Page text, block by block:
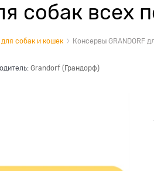
собак всех
собак и кошек Консервы GRANDORF
Grandorf (Грандорф)